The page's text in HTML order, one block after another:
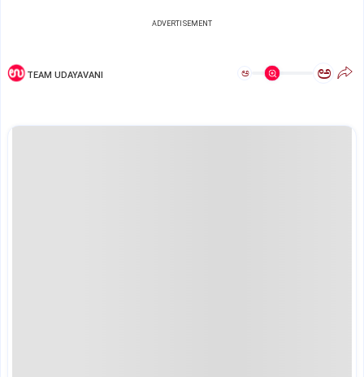
ADVERTISEMENT
TEAM UDAYAVANI ಅ ಅ